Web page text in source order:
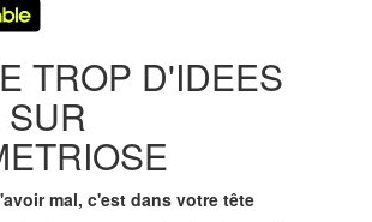
TROP D'IDEES
mal, c'est dans votre tête